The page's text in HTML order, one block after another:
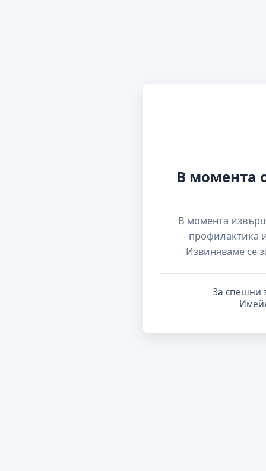
В момента
В момента
профилактика
Извиняваме се
За спешни